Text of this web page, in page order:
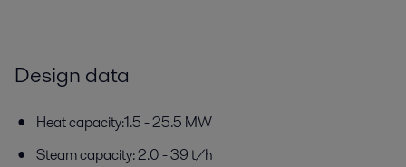
Design data
Heat capacity:1.5 - 25.5 MW
Steam capacity: 2.0 - 39 t/h